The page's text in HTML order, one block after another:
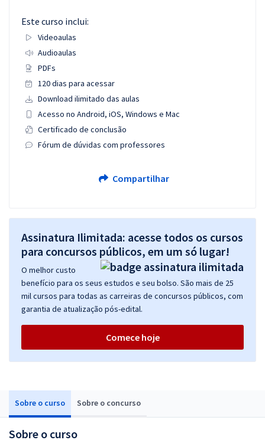
Sobre o curso Sobre o concurso
Sobre o curso
Este curso inclui:
Videoaulas
Audioaulas
PDFs
120 dias para acessar
Download ilimitado das aulas
Acesso no Android, iOS, Windows e Mac
Certificado de conclusão
Fórum de dúvidas com professores
Compartilhar
Assinatura Ilimitada: acesse todos os cursos
para concursos públicos, em um só lugar!
O melhor custo
benefício para os seus estudos e seu bolso. São mais de 25
mil cursos para todas as carreiras de concursos públicos, com
garantia de atualização pós-edital.
Comece hoje